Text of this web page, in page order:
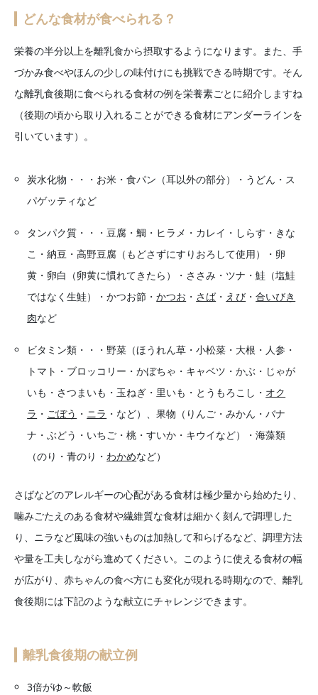
どんな食材が食べられる？
栄養の半分以上を離乳食から摂取するようになります。また、手
づかみ食べやほんの少しの味付けにも挑戦できる時期です。そん
な離乳食後期に食べられる食材の例を栄養素ごとに紹介しますね
（後期の頃から取り入れることができる食材にアンダーラインを
引いています）。
炭水化物・・・お米・食パン（耳以外の部分）・うどん・ス
パゲッティなど
タンパク質・・・豆腐・鯛・ヒラメ・カレイ・しらす・きな
こ・納豆・高野豆腐（もどさずにすりおろして使用）・卵
黄・卵白（卵黄に慣れてきたら）・ささみ・ツナ・鮭（塩鮭
ではなく生鮭）・かつお節・かつお ・ さば ・ えび ・合いびき
肉など
ビタミン類・・・野菜（ほうれん草・小松菜・大根・人参・
トマト・ブロッコリー・かぼちゃ・キャベツ・かぶ・じゃが
いも・さつまいも・玉ねぎ・里いも・とうもろこし・ オク
ラ ・ ごぼう ・ ニラ ・など）、果物（りんご・みかん・バナ
ナ・ぶどう・いちご・桃・すいか・キウイなど）・海藻類
（のり・青のり・わかめなど）
さばなどのアレルギーの心配がある食材は極少量から始めたり、
噛みごたえのある食材や繊維質な食材は細かく刻んで調理した
り、ニラなど風味の強いものは加熱して和らげるなど、調理方法
や量を工夫しながら進めてください。このように使える食材の幅
が広がり、赤ちゃんの食べ方にも変化が現れる時期なので、離乳
食後期には下記のような献立にチャレンジできます。
離乳食後期の献立例
3倍がゆ～軟飯